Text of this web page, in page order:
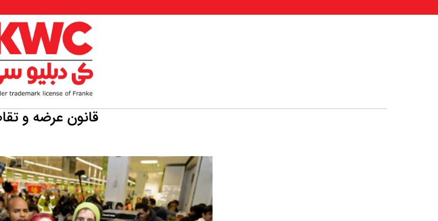
قانون عرضه و